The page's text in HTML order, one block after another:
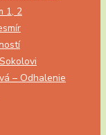
1, 2
– Odhalenie